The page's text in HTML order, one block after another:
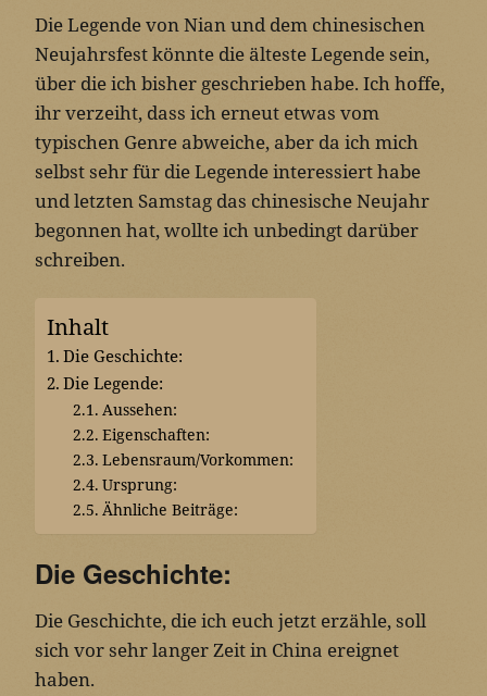
Die Legende von Nian und dem chinesischen
Neujahrsfest könnte die älteste Legende sein,
über die ich bisher geschrieben habe. Ich hoffe,
ihr verzeiht, dass ich erneut etwas vom
typischen Genre abweiche, aber da ich mich
selbst sehr für die Legende interessiert habe
und letzten Samstag das chinesische Neujahr
begonnen hat, wollte ich unbedingt darüber
schreiben.
Inhalt
Die Geschichte:
Die Legende:
Aussehen:
Eigenschaften:
Lebensraum/Vorkommen:
Ursprung:
Ähnliche Beiträge:
Die Geschichte:
Die Geschichte, die ich euch jetzt erzähle, soll
sich vor sehr langer Zeit in China ereignet
haben.